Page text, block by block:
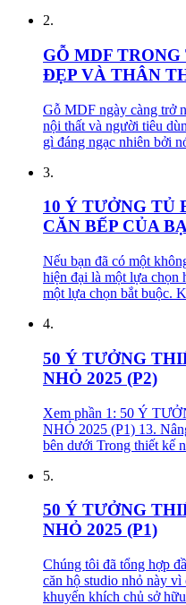
2.
GỖ MDF
ĐẸP VÀ THÂN
Gỗ MDF ngày càng trở
nội thất và người tiêu
gì đáng ngạc nhiên bởi
3.
10 Ý TƯỞNG
CĂN BẾP CỦA
Nếu bạn đã có một
hiện đại là một lựa chọn
một lựa chọn bắt buộc.
4.
50 Ý TƯỞNG
NHỎ 2025 (P2)
Xem phần 1: 50 Ý
NHỎ 2025 (P1) 13.
bên dưới Trong thiết kế
5.
50 Ý TƯỞNG
NHỎ 2025 (P1)
Chúng tôi đã tổng hợp
căn hộ studio nhỏ này
khuyến khích chủ sở